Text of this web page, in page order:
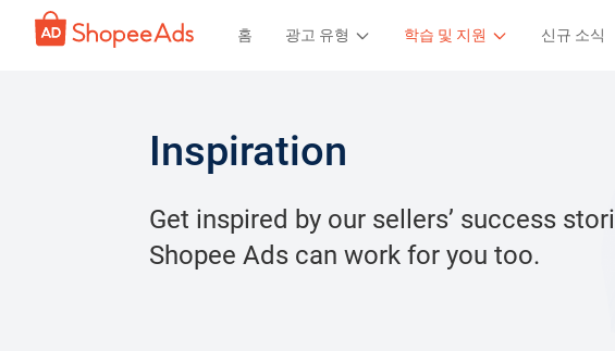
홈 광고 유형 학습 및 지원 신규 소식
Inspiration
Get inspired by our sellers’ success
Shopee Ads can work for you too.